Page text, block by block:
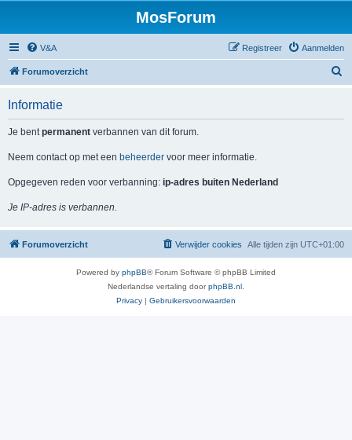
MosForum
V&A Aanmelden
Registreer
Forumoverzicht
Informatie
Je bentpermanent verbannen van dit forum.
Neem contact op met een beheerder voor meer informatie.
Opgegeven reden voor verbanning: ip-adres buiten Nederland
Je IP-adres is verbannen.
Forumoverzicht Alle tijden zijn UTC+01:00
Verwijder cookies
Powered by phpBB® Forum Software © phpBB Limited
Nederlandse vertaling doorphpBB.nl
Privacy | Gebruikersvoorwaarden